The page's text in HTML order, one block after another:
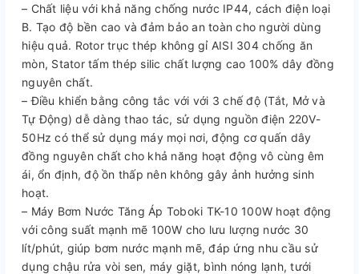
– Chất liệu với khả năng chống nước IP44, cách điện loại
B. Tạo độ bền cao và đảm bảo an toàn cho người dùng
hiệu quả. Rotor trục thép không gỉ AISI 304 chống ăn
mòn, Stator tấm thép silic chất lượng cao 100% dây đồng
nguyên chất.
– Điều khiển bằng công tắc với với 3 chế độ (Tắt, Mở và
Tự Động) dễ dàng thao tác, sử dụng nguồn điện 220V-
50Hz có thể sử dụng máy mọi nơi, động cơ quấn dây
đồng nguyên chất cho khả năng hoạt động vô cùng êm
ái, ổn định, độ ồn thấp nên không gây ảnh hưởng sinh
hoạt.
– Máy Bơm Nước Tăng Áp Toboki TK-10 100W hoạt động
với công suất mạnh mẽ 100W cho lưu lượng nước 30
lít/phút, giúp bơm nước mạnh mẽ, đáp ứng nhu cầu sử
dụng chậu rửa vòi sen, máy giặt, bình nóng lạnh, tưới